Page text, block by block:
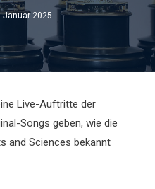
Januar 2025
Live-Auftritte der
Songs geben, wie die
and Sciences bekannt